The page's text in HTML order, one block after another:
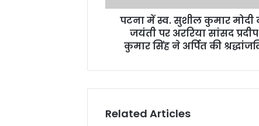
पर
अररिया
श्रद्धांजलि
पटना में स्व. सुशील कुमार मोदी
जयंती पर अररिया सांसद प्रदीप
कुमार सिंह ने अर्पित की
Related Articles